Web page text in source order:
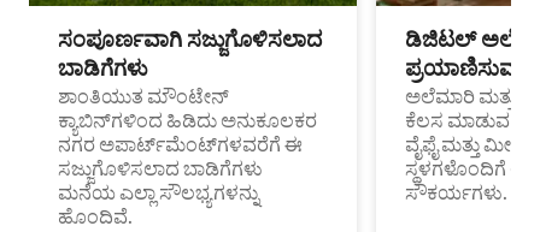
ಸಂಪೂರ್ಣವಾಗಿ ಸಜ್ಜುಗೊಳಿಸಲಾದ
ಬಾಡಿಗೆಗಳು
ಶಾಂತಿಯುತ ಮೌಂಟೇನ್
ಕ್ಯಾಬಿನ್‌ಗಳಿಂದ ಹಿಡಿದು ಅನುಕೂಲಕರ
ನಗರ ಅಪಾರ್ಟ್‌ಮೆಂಟ್‌ಗಳವರೆಗೆ ಈ
ಸಜ್ಜುಗೊಳಿಸಲಾದ ಬಾಡಿಗೆಗಳು
ಮನೆಯ ಎಲ್ಲಾ ಸೌಲಭ್ಯಗಳನ್ನು
ಹೊಂದಿವೆ.
ಡಿಜಿಟಲ್
ಪ್ರಯಾಣಿಸುವ
ಅಲೆಮಾರಿ ಮತ್ತು
ಕೆಲಸ ಮಾಡುವ
ವೈಫೈ ಮತ್ತು
ಸ್ಥಳಗಳೊಂದಿಗೆ
ಸೌಕರ್ಯಗಳು.